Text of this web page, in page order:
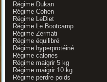
Régime Dukan
Régime Cohen
Régime LeDiet
Régime Le Bootcamp
Régime Zermati
Régime équilibré
Régime hyperprotéiné
Régime calories
Régime maigrir 5 kg
Régime maigrir 10 kg
Régime perdre poids